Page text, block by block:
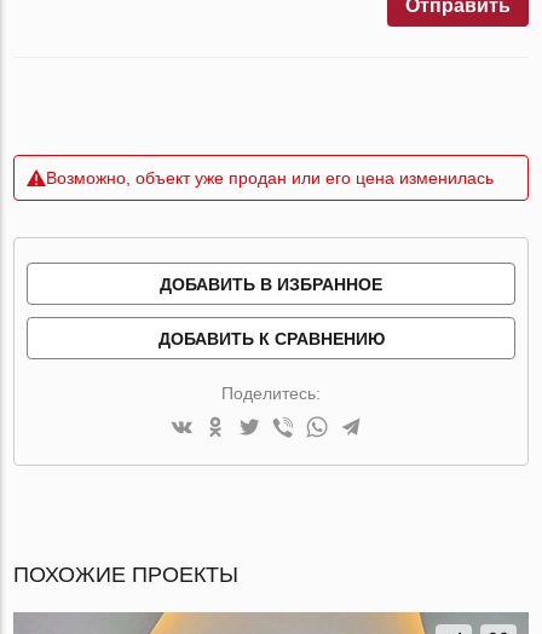
Отправить
Возможно, объект уже продан или его цена изменилась
ДОБАВИТЬ В ИЗБРАННОЕ
ДОБАВИТЬ К СРАВНЕНИЮ
Поделитесь:
ПОХОЖИЕ ПРОЕКТЫ